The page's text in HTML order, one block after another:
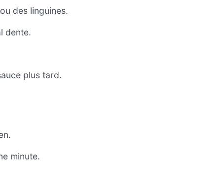
des linguines.
dente.
plus tard.
minute.